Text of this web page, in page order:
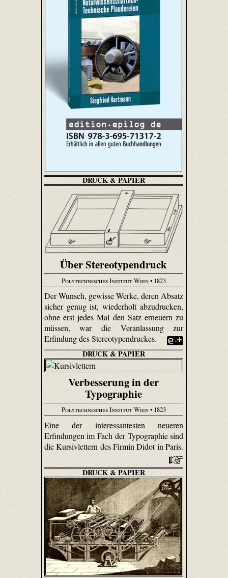
DRUCK & PAPIER
Über Stereotypendruck
Polytechnisches Institut Wien• 1823
Der Wunsch, gewisse Werke, deren Absatz
sicher genug ist, wiederholt abzudrucken,
ohne erst jedes Mal den Satz erneuern zu
müssen, war die Veranlassung zur
Erfindung des Stereotypendruckes.
DRUCK & PAPIER
Verbesserung in der
Typographie
Polytechnisches Institut Wien• 1823
Eine der interessantesten neueren
Erfindungen im Fach der Typographie sind
die Kursivlettern des Firmin Didot in Paris.
DRUCK & PAPIER